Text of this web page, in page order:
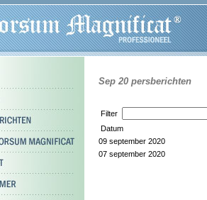
Sep 20 persberichten
Filter
Datum
09 september 2020
07 september 2020